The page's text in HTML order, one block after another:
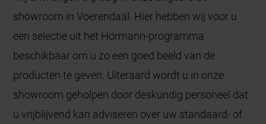
showroom in Voerendaal. Hier hebben wij voor u
een selectie uit het Hörmann-programma
beschikbaar om u zo een goed beeld van de
producten te geven. Uiteraard wordt u in onze
showroom geholpen door deskundig personeel dat
u vrijblijvend kan adviseren over uw standaard- of